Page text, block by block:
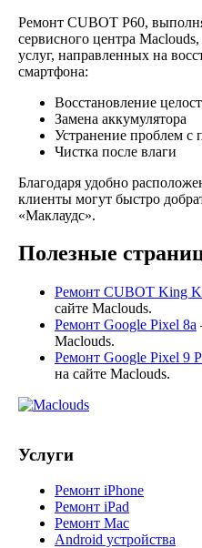
Ремонт CUBOT P60,
сервисного центра
услуг, направленных на
смартфона:
Восстановление
Замена аккумулятора
Устранение проблем
Чистка после влаги
Благодаря удобно
клиенты могут быстро
«Маклаудс».
Полезные
Ремонт CUBOT King
сайте Maclouds.
Ремонт Google Pixel 8a
Maclouds.
Ремонт Google Pixel 9
на сайте Maclouds.
Услуги
Ремонт iPhone
Ремонт iPad
Ремонт Mac
Android устройства